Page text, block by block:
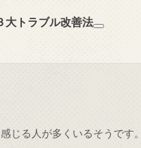
大トラブル改善法
じる人が多くいるそうです。